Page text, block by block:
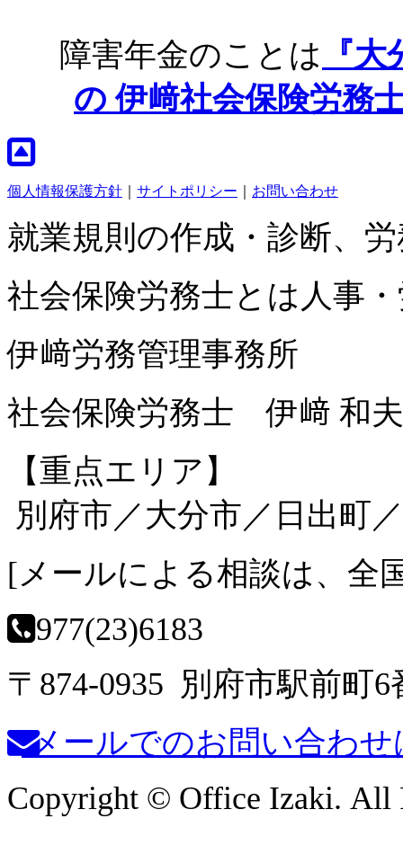
障害年金のことは 『
の伊﨑社会保険労務
個人情報保護方針 サイトポリシー お問い合わせ
就業規則の作成・診断、
社会保険労務士とは人事
伊﨑労務管理事務所
社会保険労務士 伊﨑 和夫
【重点エリア】
別府市／大分市／日出町
[メールによる相談は、全
0977(23)6183
〒874-0935 別府市駅前町
メールでのお問い合わせ
Copyright © Office Izaki. All